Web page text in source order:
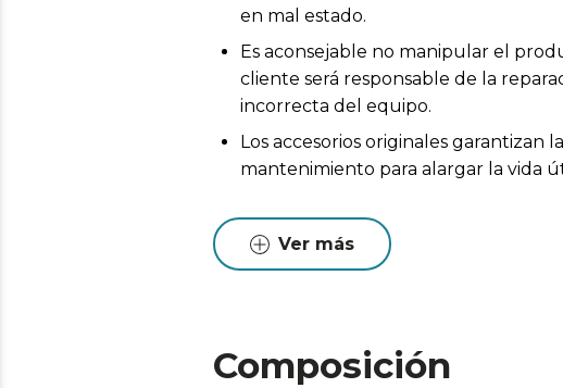
en mal estado.
Es aconsejable no manipular el
cliente será responsable de la
incorrecta del equipo.
Los accesorios originales garantizan
mantenimiento para alargar la vida
Ver más
Composición